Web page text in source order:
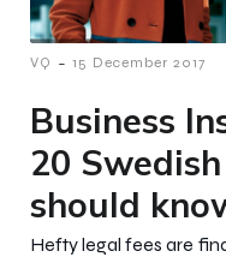
VQ - 15 December 2017
Business
20
should
Hefty legal fees are